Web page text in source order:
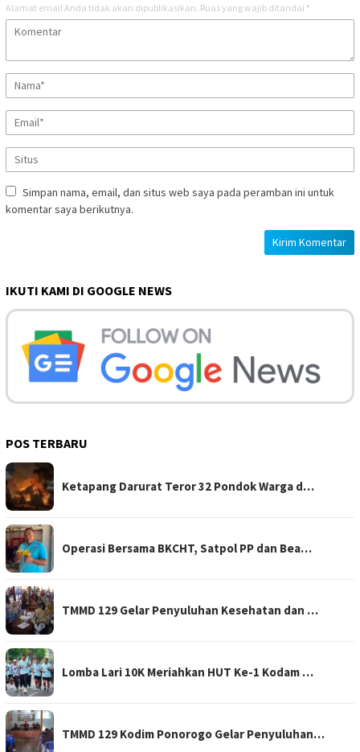
Alamat email Anda tidak akan dipublikasikan. Ruas yang wajib ditandai *
Simpan nama, email, dan situs web saya pada peramban ini untuk
komentar saya berikutnya.
IKUTI KAMI DI GOOGLE NEWS
POS TERBARU
Ketapang Darurat Teror 32 Pondok Warga d…
Operasi Bersama BKCHT, Satpol PP dan Bea…
TMMD 129 Gelar Penyuluhan Kesehatan dan …
Lomba Lari 10K Meriahkan HUT Ke-1 Kodam …
TMMD 129 Kodim Ponorogo Gelar Penyuluhan…